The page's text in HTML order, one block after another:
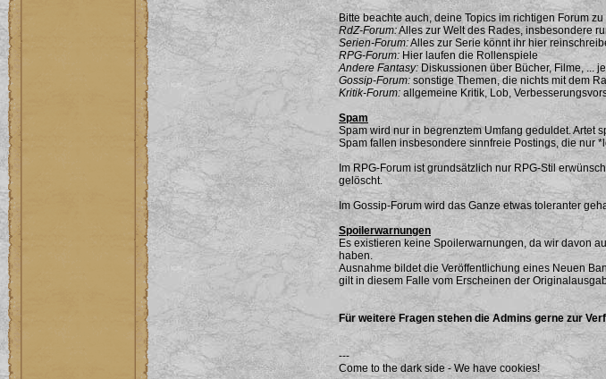
Bitte beachte auch, deine Topics im richtigen Forum zu
RdZ-Forum:Alles zur Welt des Rades, insbesondere
Serien-Forum:Alles zur Serie könnt ihr hier
RPG-Forum: Hier laufen die Rollenspiele
Andere Fantasy:Diskussionen über Bücher, Filme, ...
Gossip-Forum: sonstige Themen, die nichts mit dem
Kritik-Forum: allgemeine Kritik, Lob,
Spam
Spam wird nur in begrenztem Umfang geduldet. Artet
Spam fallen insbesondere sinnfreie Postings, die nur
Im RPG-Forum ist grundsätzlich nur RPG-Stil
gelöscht.
Im Gossip-Forum wird das Ganze etwas toleranter
Spoilerwarnungen
Es existieren keine Spoilerwarnungen, da wir davon
haben.
Ausnahme bildet die Veröffentlichung eines Neuen
gilt in diesem Falle vom Erscheinen der
Für weitere Fragen stehen die Admins gerne zur
---
Come to the dark side - We have cookies!